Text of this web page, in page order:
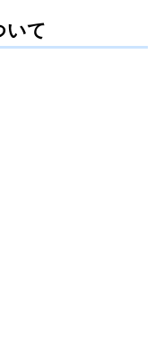
いて